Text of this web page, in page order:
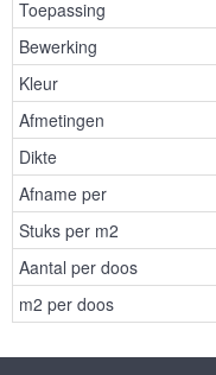
Toepassing
Bewerking
Kleur
Afmetingen
Dikte
Afname per
Stuks per m2
Aantal per doos
m2 per doos